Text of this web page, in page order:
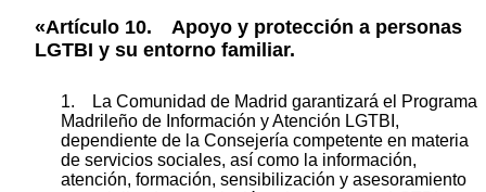
«Artículo 10. Apoyo y protección a personas
LGTBI y su entorno familiar.
1. La Comunidad de Madrid garantizará el Programa
Madrileño de Información y Atención LGTBI,
dependiente de la Consejería competente en materia
de servicios sociales, así como la información,
atención, formación, sensibilización y asesoramiento